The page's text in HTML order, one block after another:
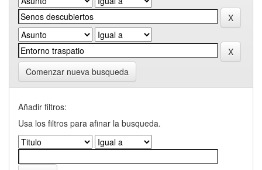
Comenzar nueva busqueda
Añadir filtros:
Usa los filtros para afinar la busqueda.